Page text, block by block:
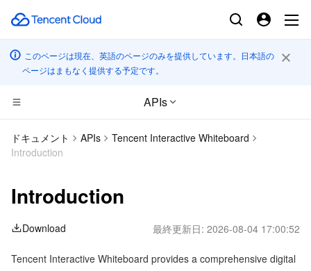
このページは現在、英語のページのみを提供しています。日本語の
ページはまもなく提供する予定です。
APIs
CDN とエッジ プラットフォーム
Tencent Cloud EdgeOne
Content Delivery Network
Enterprise Content Delivery Network
Anti-DDoS
コンピューティング
Cloud Virtual Machine
Tencent Cloud Lighthouse
BM Cloud Physical Machine
エッジコンピューティング
Edge Computing Machine
高性能コンピューティング
Batch Compute
コンテナ
ドキュメント APIs
Tencent Interactive Whiteboard
Introduction
Introduction
Download 最終更新日: 2026-08-04 17:00:52
Tencent Interactive Whiteboard provides a comprehensive digital